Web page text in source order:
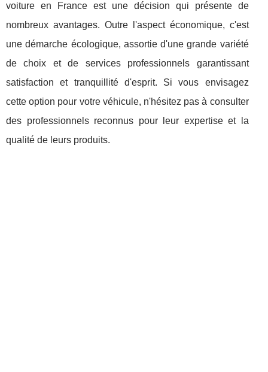
voiture en France est une décision qui présente de
nombreux avantages. Outre l'aspect économique, c'est
une démarche écologique, assortie d'une grande variété
de choix et de services professionnels garantissant
satisfaction et tranquillité d'esprit. Si vous envisagez
cette option pour votre véhicule, n'hésitez pas à consulter
des professionnels reconnus pour leur expertise et la
qualité de leurs produits.